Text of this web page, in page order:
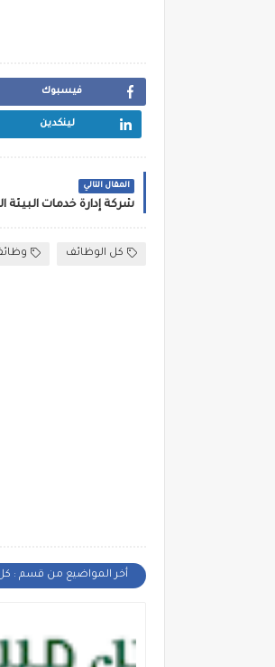
فيسبوك
لينكدين
المقال التالي
شركة إدارة خدمات
كل الوظائف
أخر المواضيع من قسم :